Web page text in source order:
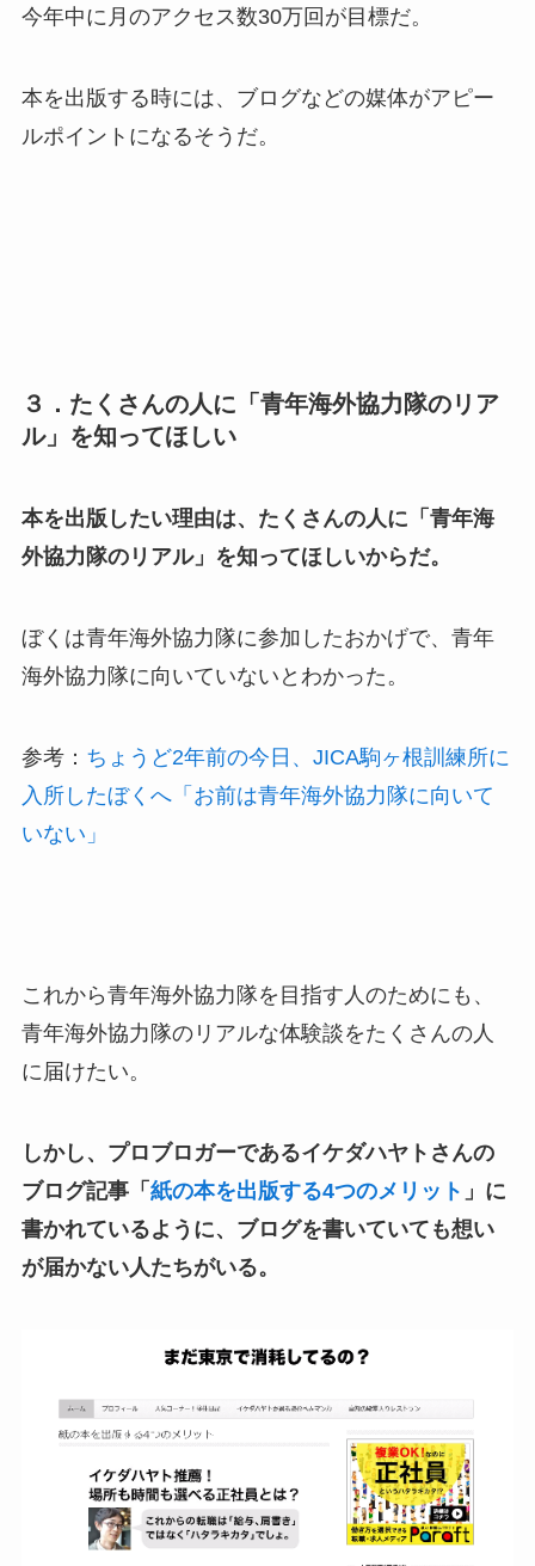
今年中に月のアクセス数30万回が目標だ。
本を出版する時には、ブログなどの媒体がアピー
ルポイントになるそうだ。
３．たくさんの人に「青年海外協力隊のリア
ル」を知ってほしい
本を出版したい理由は、たくさんの人に「青年海
外協力隊のリアル」を知ってほしいからだ。
ぼくは青年海外協力隊に参加したおかげで、青年
海外協力隊に向いていないとわかった。
参考： ちょうど2年前の今日、JICA駒ヶ根訓練所に
入所したぼくへ「お前は青年海外協力隊に向いて
いない」
これから青年海外協力隊を目指す人のためにも、
青年海外協力隊のリアルな体験談をたくさんの人
に届けたい。
しかし、プロブロガーであるイケダハヤトさんの
ブログ記事「 紙の本を出版する4つのメリット 」に
書かれているように、ブログを書いていても想い
が届かない人たちがいる。